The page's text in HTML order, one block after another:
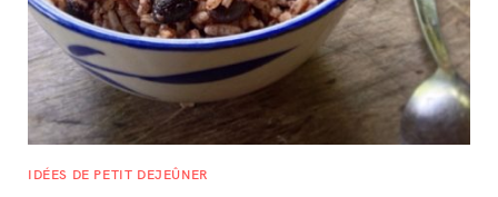
IDÉES DE PETIT DEJEÛNER